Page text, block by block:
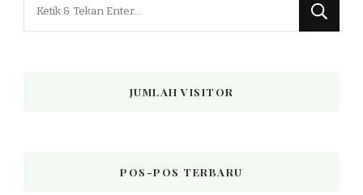
JUMLAH VISITOR
POS-POS TERBARU